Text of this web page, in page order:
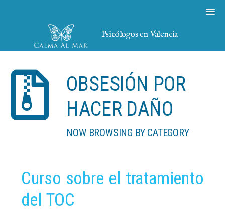
Psicólogos en Valencia
OBSESIÓN POR
HACER DAÑO
NOW BROWSING BY CATEGORY
Curso sobre el tratamiento
del TOC